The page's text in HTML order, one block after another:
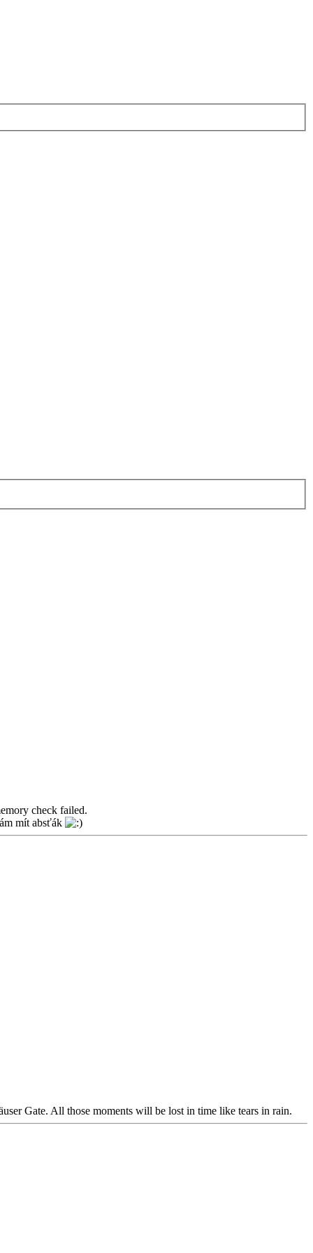
check failed.
mít absťák
Gate. All those moments will be lost in time like tears in rain.